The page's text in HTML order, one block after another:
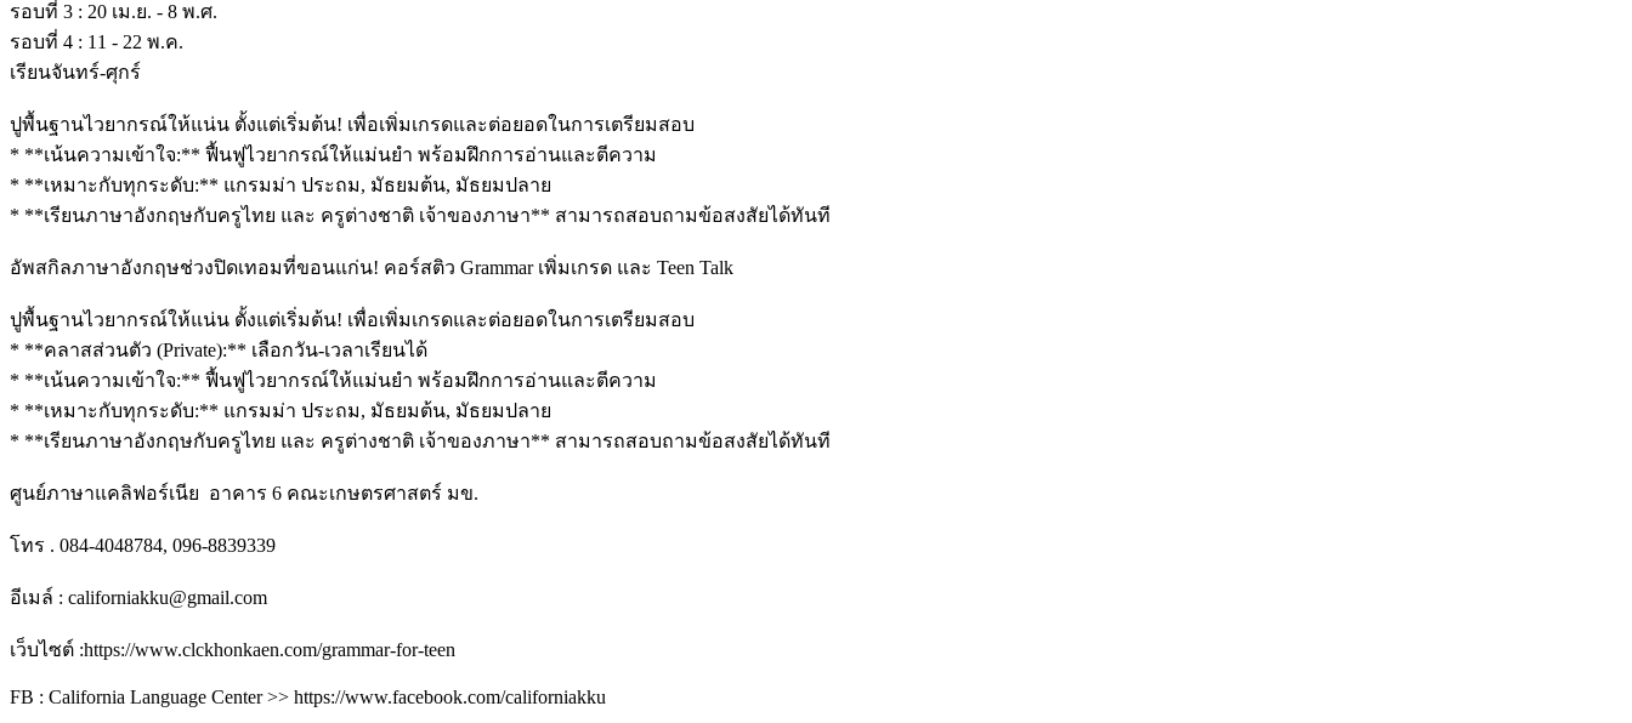
รอบที่ 3 : 20 เม.ย. - 8 พ.ศ.
รอบที่ 4 : 11 - 22 พ.ค.
เรียนจันทร์-ศุกร์
ปูพื้นฐานไวยากรณ์ให้แน่น ตั้งแต่เริ่มต้น! เพื่อเพิ่มเกรดและต่อยอดในการเตรียมสอบ
* **เน้นความเข้าใจ:** ฟื้นฟูไวยากรณ์ให้แม่นยำ พร้อมฝึกการอ่านและตีความ
* **เหมาะกับทุกระดับ:** แกรมม่า ประถม, มัธยมต้น, มัธยมปลาย
* **เรียนภาษาอังกฤษกับครูไทย และ ครูต่างชาติ เจ้าของภาษา** สามารถสอบถามข้อสงสัยได้ทันที
อัพสกิลภาษาอังกฤษช่วงปิดเทอมที่ขอนแก่น! คอร์สติว Grammar เพิ่มเกรด และ Teen Talk
ปูพื้นฐานไวยากรณ์ให้แน่น ตั้งแต่เริ่มต้น! เพื่อเพิ่มเกรดและต่อยอดในการเตรียมสอบ
* **คลาสส่วนตัว (Private):** เลือกวัน-เวลาเรียนได้
* **เน้นความเข้าใจ:** ฟื้นฟูไวยากรณ์ให้แม่นยำ พร้อมฝึกการอ่านและตีความ
* **เหมาะกับทุกระดับ:** แกรมม่า ประถม, มัธยมต้น, มัธยมปลาย
* **เรียนภาษาอังกฤษกับครูไทย และ ครูต่างชาติ เจ้าของภาษา** สามารถสอบถามข้อสงสัยได้ทันที
ศูนย์ภาษาแคลิฟอร์เนีย อาคาร 6 คณะเกษตรศาสตร์ มข.
โทร . 084-4048784, 096-8839339
อีเมล์ : californiakku@gmail.com
เว็บไซต์ :https://www.clckhonkaen.com/grammar-for-teen
FB : California Language Center >> https://www.facebook.com/californiakku